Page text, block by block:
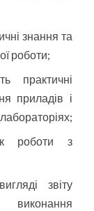
знання та
роботи;
практичні
приладів і
роботи з
звіту
виконання